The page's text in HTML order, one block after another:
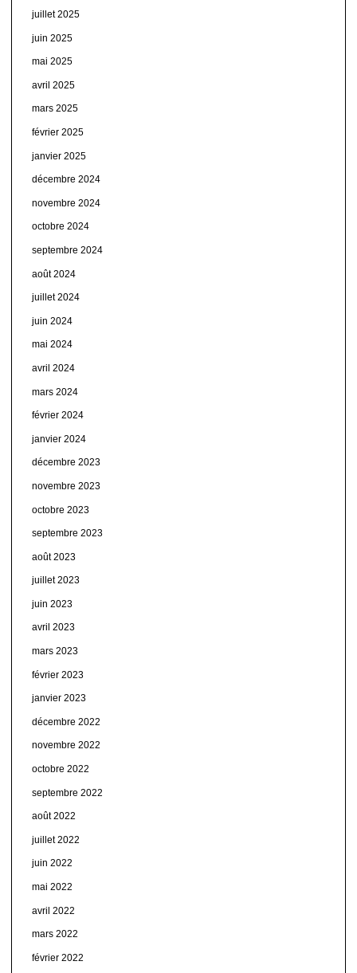
juillet 2025
juin 2025
mai 2025
avril 2025
mars 2025
février 2025
janvier 2025
décembre 2024
novembre 2024
octobre 2024
septembre 2024
août 2024
juillet 2024
juin 2024
mai 2024
avril 2024
mars 2024
février 2024
janvier 2024
décembre 2023
novembre 2023
octobre 2023
septembre 2023
août 2023
juillet 2023
juin 2023
avril 2023
mars 2023
février 2023
janvier 2023
décembre 2022
novembre 2022
octobre 2022
septembre 2022
août 2022
juillet 2022
juin 2022
mai 2022
avril 2022
mars 2022
février 2022